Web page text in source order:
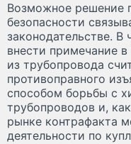
Возможное решение
безопасности
законодательстве. В
внести примечание
из трубопровода
противоправного
способом борьбы c
трубопроводов и,
рынке контрафакта
деятельности по